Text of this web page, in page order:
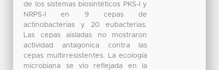
de los sistemas biosintéticos PKS-I y
NRPS-I en 9 cepas de
actinobacterias y 20 eubacterias.
Las cepas aisladas no mostraron
actividad antagonica contra las
cepas multirresistentes. La ecología
microbiana se vio reflejada en la